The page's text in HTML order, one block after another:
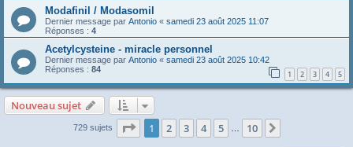
Modafinil / Modasomil
Dernier message par Antonio « samedi 23 août 2025 11:07
Réponses : 4
Acetylcysteine - miracle personnel
Dernier message par Antonio « samedi 23 août 2025 10:42
Réponses : 84 1 2 3 4 5
Nouveau sujet
729 sujets Page 1sur10
1 2 3 4 5 10